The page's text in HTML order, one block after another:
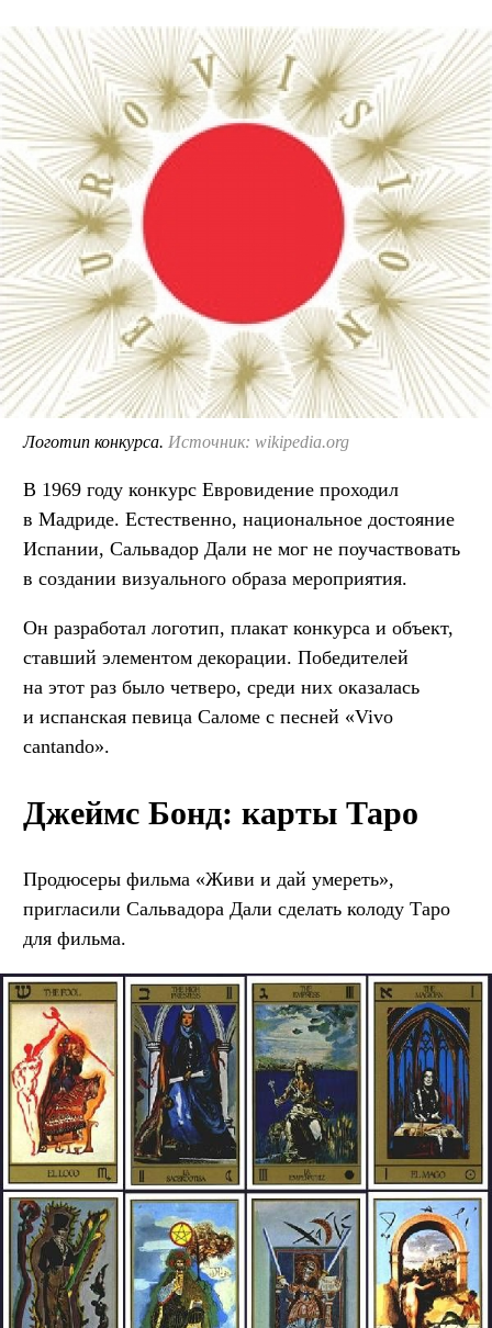
Логотип конкурса. Источник: wikipedia.org
В 1969 году конкурс Евровидение проходил
в Мадриде. Естественно, национальное достояние
Испании, Сальвадор Дали не мог не поучаствовать
в создании визуального образа мероприятия.
Он разработал логотип, плакат конкурса и объект,
ставший элементом декорации. Победителей
на этот раз было четверо, среди них оказалась
и испанская певица Саломе с песней «Vivo
cantando».
Джеймс Бонд: карты Таро
Продюсеры фильма «Живи и дай умереть»,
пригласили Сальвадора Дали сделать колоду Таро
для фильма.